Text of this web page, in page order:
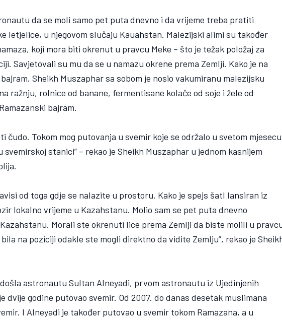
da se moli samo pet puta dnevno i da vrijeme treba pratiti
letjelice, u njegovom slučaju Kauahstan. Malezijski alimi su također
koji mora biti okrenut u pravcu Meke – što je težak položaj za
Savjetovali su mu da se u namazu okrene prema Zemlji. Kako je na
Sheikh Muszaphar sa sobom je nosio vakumiranu malezijsku
ražnju, rolnice od banane, fermentisane kolače od soje i žele od
bajram.
čudo. Tokom mog putovanja u svemir koje se održalo u svetom mjesecu
svemirskoj stanici” – rekao je Sheikh Muszaphar u jednom kasnijem
od toga gdje se nalazite u prostoru. Kako je spejs šatl lansiran iz
lokalno vrijeme u Kazahstanu. Molio sam se pet puta dnevno
Morali ste okrenuti lice prema Zemlji da biste molili u
na poziciji odakle ste mogli direktno da vidite Zemlju”, rekao je
astronautu Sultan Alneyadi, prvom astronautu iz Ujedinjenih
dvije godine putovao svemir. Od 2007. do danas desetak muslimana
I Alneyadi je također putovao u svemir tokom Ramazana, a u